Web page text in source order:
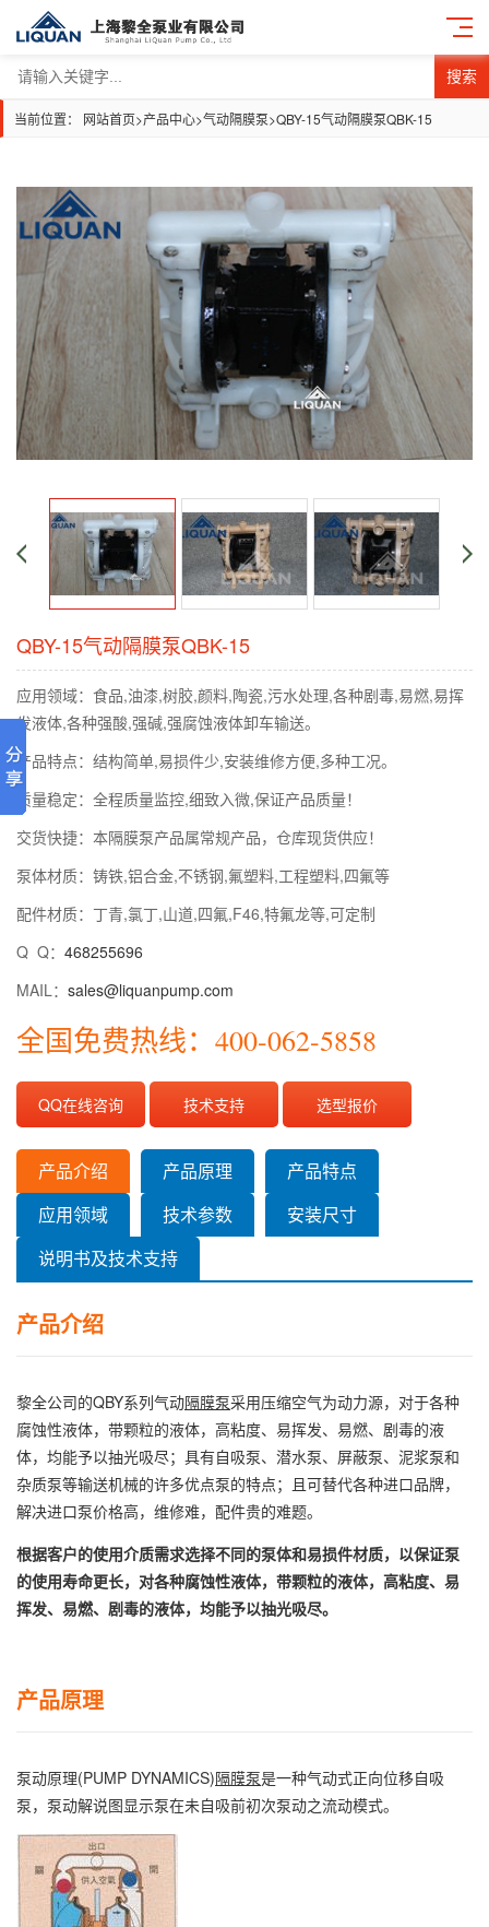
搜索
当前位置： 网站首页>产品中心>气动隔膜泵>QBY-15气动隔膜泵QBK-15
QBY-15气动隔膜泵QBK-15
应用领域：食品,油漆,树胶,颜料,陶瓷,污水处理,各种剧毒,易燃,易挥
发液体,各种强酸,强碱,强腐蚀液体卸车输送。
产品特点：结构简单,易损件少,安装维修方便,多种工况。
质量稳定：全程质量监控,细致入微,保证产品质量！
交货快捷：本隔膜泵产品属常规产品，仓库现货供应！
泵体材质：铸铁,铝合金,不锈钢,氟塑料,工程塑料,四氟等
配件材质：丁青,氯丁,山道,四氟,F46,特氟龙等,可定制
Q Q： 468255696
MAIL： sales@liquanpump.com
全国免费热线：400-062-5858
QQ在线咨询 技术支持 选型报价
产品介绍 产品原理
产品特点
应用领域
技术参数
安装尺寸
说明书及技术支持
产品介绍
黎全公司的QBY系列气动隔膜泵采用压缩空气为动力源，对于各种
腐蚀性液体，带颗粒的液体，高粘度、易挥发、易燃、剧毒的液
体，均能予以抽光吸尽；具有自吸泵、潜水泵、屏蔽泵、泥浆泵和
杂质泵等输送机械的许多优点泵的特点；且可替代各种进口品牌，
解决进口泵价格高，维修难，配件贵的难题。
根据客户的使用介质需求选择不同的泵体和易损件材质，以保证泵
的使用寿命更长，对各种腐蚀性液体，带颗粒的液体，高粘度、易
挥发、易燃、剧毒的液体，均能予以抽光吸尽。
产品原理
泵动原理(PUMP DYNAMICS)隔膜泵是一种气动式正向位移自吸
泵，泵动解说图显示泵在未自吸前初次泵动之流动模式。